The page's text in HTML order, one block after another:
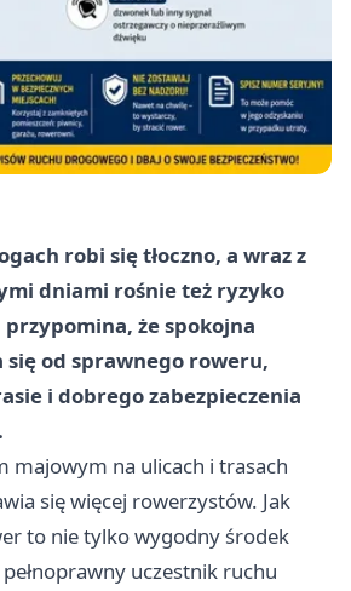
robi się tłoczno, a wraz z
dniami rośnie też ryzyko
że spokojna
się od sprawnego roweru,
i dobrego zabezpieczenia
majowym na ulicach i trasach
się więcej rowerzystów. Jak
to nie tylko wygodny środek
uczestnik ruchu